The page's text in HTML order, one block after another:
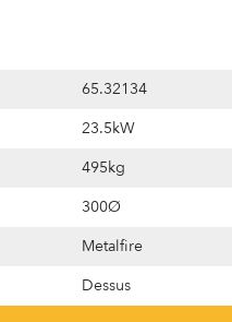
65.32134
23.5kW
495kg
300Ø
Metalfire
Dessus